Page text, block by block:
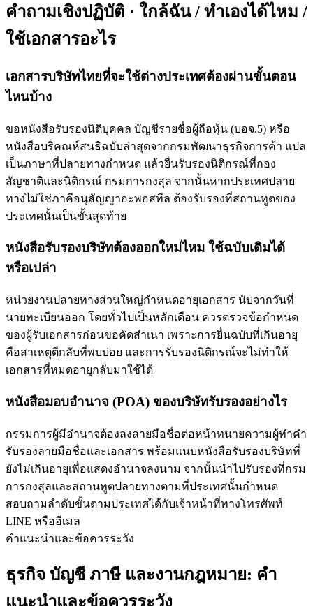
คำถามเชิงปฏิบัติ · ใกล้ฉัน / ทำเองได้ไหม /
ใช้เอกสารอะไร
เอกสารบริษัทไทยที่จะใช้ต่างประเทศต้องผ่านขั้นตอน
ไหนบ้าง
ขอหนังสือรับรองนิติบุคคล บัญชีรายชื่อผู้ถือหุ้น (บอจ.5) หรือ
หนังสือบริคณห์สนธิฉบับล่าสุดจากกรมพัฒนาธุรกิจการค้า แปล
เป็นภาษาที่ปลายทางกำหนด แล้วยื่นรับรองนิติกรณ์ที่กอง
สัญชาติและนิติกรณ์ กรมการกงสุล จากนั้นหากประเทศปลาย
ทางไม่ใช่ภาคีอนุสัญญาอะพอสทีล ต้องรับรองที่สถานทูตของ
ประเทศนั้นเป็นขั้นสุดท้าย
หนังสือรับรองบริษัทต้องออกใหม่ไหม ใช้ฉบับเดิมได้
หรือเปล่า
หน่วยงานปลายทางส่วนใหญ่กำหนดอายุเอกสาร นับจากวันที่
นายทะเบียนออก โดยทั่วไปเป็นหลักเดือน ควรตรวจข้อกำหนด
ของผู้รับเอกสารก่อนขอคัดสำเนา เพราะการยื่นฉบับที่เกินอายุ
คือสาเหตุตีกลับที่พบบ่อย และการรับรองนิติกรณ์จะไม่ทำให้
เอกสารที่หมดอายุกลับมาใช้ได้
หนังสือมอบอำนาจ (POA) ของบริษัทรับรองอย่างไร
กรรมการผู้มีอำนาจต้องลงลายมือชื่อต่อหน้าทนายความผู้ทำคำ
รับรองลายมือชื่อและเอกสาร พร้อมแนบหนังสือรับรองบริษัทที่
ยังไม่เกินอายุเพื่อแสดงอำนาจลงนาม จากนั้นนำไปรับรองที่กรม
การกงสุลและสถานทูตปลายทางตามที่ประเทศนั้นกำหนด
สอบถามลำดับขั้นตามประเทศได้กับเจ้าหน้าที่ทางโทรศัพท์
LINE หรืออีเมล
คำแนะนำและข้อควรระวัง
ธุรกิจ บัญชี ภาษี และงานกฎหมาย: คำ
แนะนำและข้อควรระวัง